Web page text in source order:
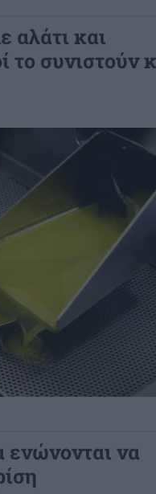
αλάτι και
το συνιστούν
ενώνονται να